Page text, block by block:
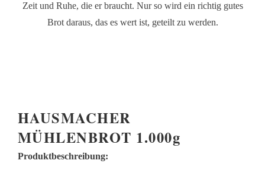
Zeit und Ruhe, die er braucht. Nur so wird ein richtig gutes
Brot daraus, das es wert ist, geteilt zu werden.
HAUSMACHER
MÜHLENBROT 1.000g
Produktbeschreibung: